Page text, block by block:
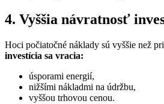
4. Vyššia návratnosť
Hoci počiatočné náklady sú vyššie než
investícia sa vracia:
úsporami energií,
nižšími nákladmi na údržbu,
vyššou trhovou cenou.